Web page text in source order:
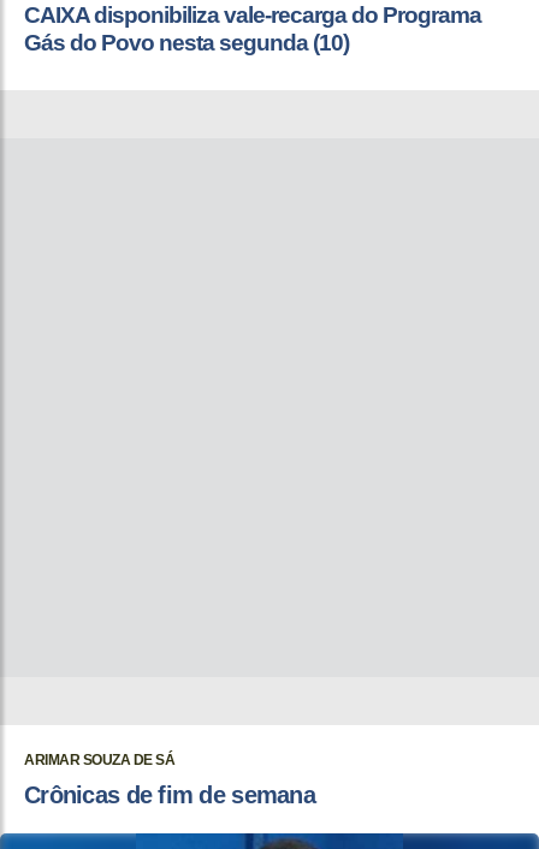
CAIXA disponibiliza vale-recarga do Programa
Gás do Povo nesta segunda (10)
ARIMAR SOUZA DE SÁ
Crônicas de fim de semana